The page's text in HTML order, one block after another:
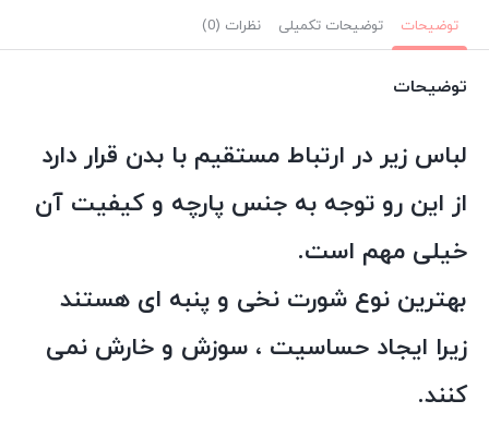
توضیحات توضیحات تکمیلی نظرات (0)
توضیحات
لباس زیر در ارتباط مستقیم با بدن قرار دارد
از این رو توجه به جنس پارچه و کیفیت آن
خیلی مهم است.
بهترین نوع شورت نخی و پنبه ای هستند
زیرا ایجاد حساسیت ، سوزش و خارش نمی
کنند.